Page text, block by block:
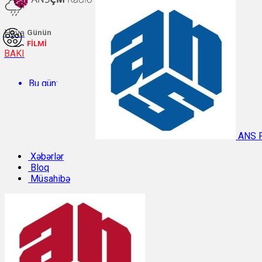
Hava
BAKI
Bu gün:
Temperatur: 29.2°C. Rütubət: 48%.
Sabah:
Günün
FİLMİ
ANS
Xəbərlər
Bloq
Müsahibə